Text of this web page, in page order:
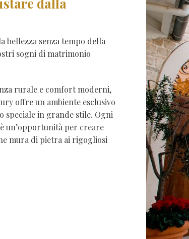
bellezza senza tempo della
sogni di matrimonio
rurale e comfort moderni,
offre un ambiente esclusivo
in grande stile. Ogni
un’opportunità per creare
mura di pietra ai rigogliosi